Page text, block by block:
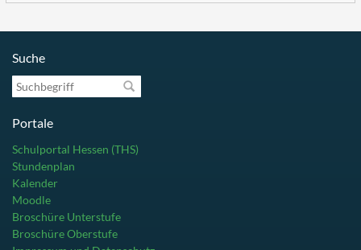
Suche
Suchbegriff
Portale
Schulportal Hessen (THS)
Stundenplan
Kalender
Moodle
Broschüre Unterstufe
Broschüre Oberstufe